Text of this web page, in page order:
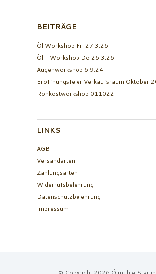
BEITRÄGE
Öl Workshop Fr. 27.3.26
Öl – Workshop Do 26.3.26
Augenworkshop 6.9.24
Eröffnungsfeier Verkaufsraum Oktober
Rohkostworkshop 011022
LINKS
AGB
Versandarten
Zahlungsarten
Widerrufsbelehrung
Datenschutzbelehrung
Impressum
© Copyright 2026 Ölmühle